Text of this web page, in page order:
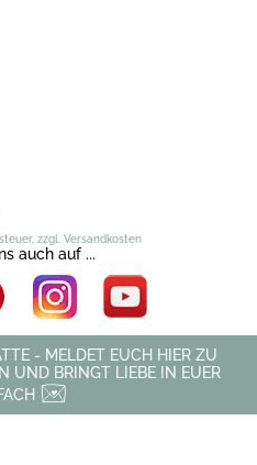
zzgl. Versandkosten
auch auf ...
- MELDET EUCH HIER ZU
UND BRINGT LIEBE IN EUER